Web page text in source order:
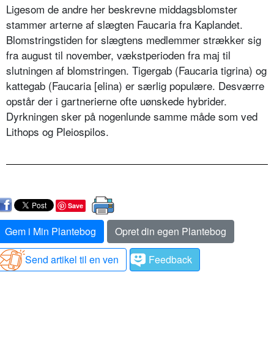
Ligesom de andre her beskrevne middagsblomster
stammer arterne af slægten Faucaria fra Kaplandet.
Blomstringstiden for slægtens medlemmer strækker sig
fra august til november, vækstperioden fra maj til
slutningen af blomstringen. Tigergab (Faucaria tigrina) og
kattegab (Faucaria [elina) er særlig populære. Desværre
opstår der i gartnerierne ofte uønskede hybrider.
Dyrkningen sker på nogenlunde samme måde som ved
Lithops og Pleiospilos.
Save
Gem i Min Plantebog
Opret din egen Plantebog
Send artikel til en ven
Feedback